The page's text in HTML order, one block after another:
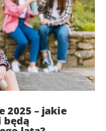
2025 – jakie